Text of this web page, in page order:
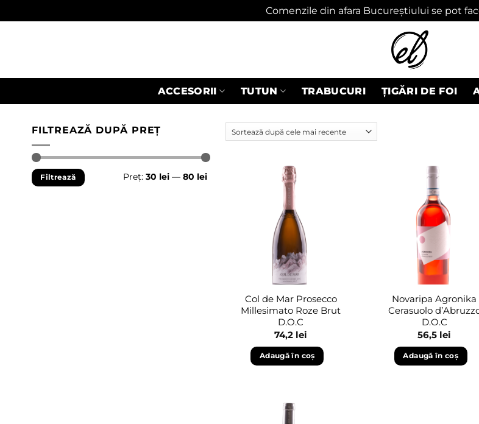
Comenzile din afara Bucureștiului se pot
ACCESORII TUTUN TRABUCURI ȚIGĂRI DE FOI
FILTREAZĂ DUPĂ PREȚ
Preț
minim
Preț
maxim
Filtrează Preț: 30 lei— 80 lei
Col de Mar Prosecco
Millesimato Roze Brut
D.O.C
74,2 lei
Adaugă în coș
Novaripa Agronika
Cerasuolo
D.O.C
56,5 lei
Adaugă în coș